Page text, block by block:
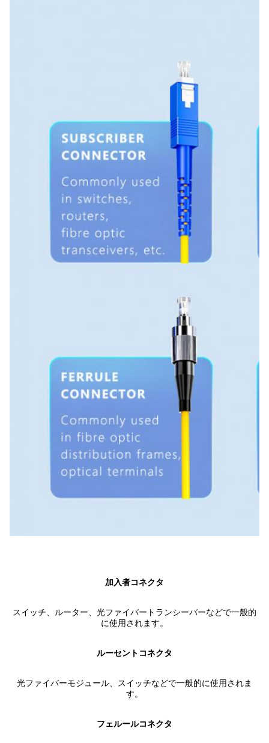
加入者コネクタ
スイッチ、ルーター、光ファイバートランシーバーなどで一般的
に使用されます。
ルーセントコネクタ
光ファイバーモジュール、スイッチなどで一般的に使用されま
す。
フェルールコネクタ